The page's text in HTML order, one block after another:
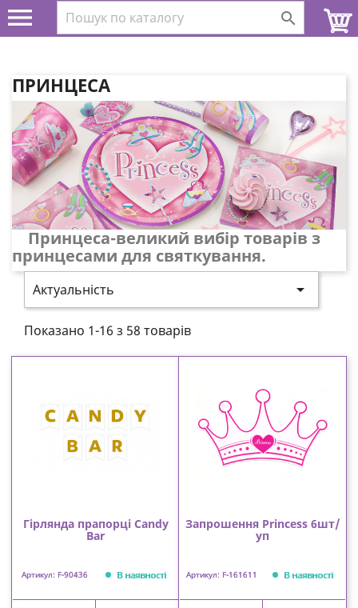
 
ПРИНЦЕСА
Принцеса-великий вибір товарів з
принцесами для святкування.
Актуальність 
Показано 1-16 з 58 товарів
Гірлянда прапорці Candy
Bar
Артикул: F-90436 В наявності
Запрошення Princess 6шт/
уп
Артикул: F-161611 В наявності